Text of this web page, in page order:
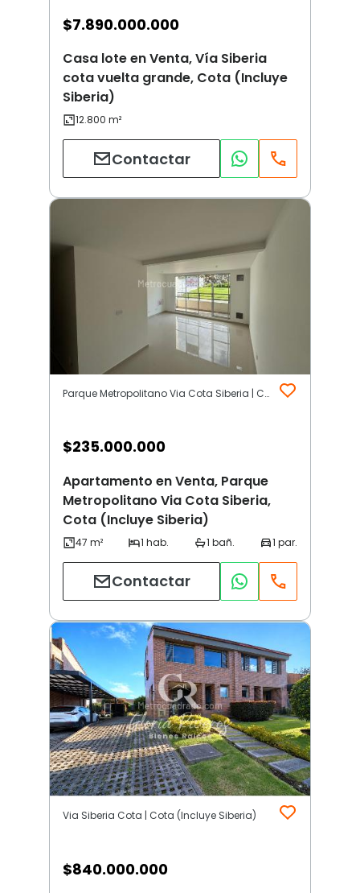
$7.890.000.000
Casa lote en Venta, Vía Siberia
cota vuelta grande, Cota (Incluye
Siberia)
Contactar
Parque Metropolitano Via Cota Siberia | Cota (Incluye Siberia)
$235.000.000
Apartamento en Venta, Parque
Metropolitano Via Cota Siberia,
Cota (Incluye Siberia)
Contactar
Via Siberia Cota | Cota (Incluye Siberia)
$840.000.000